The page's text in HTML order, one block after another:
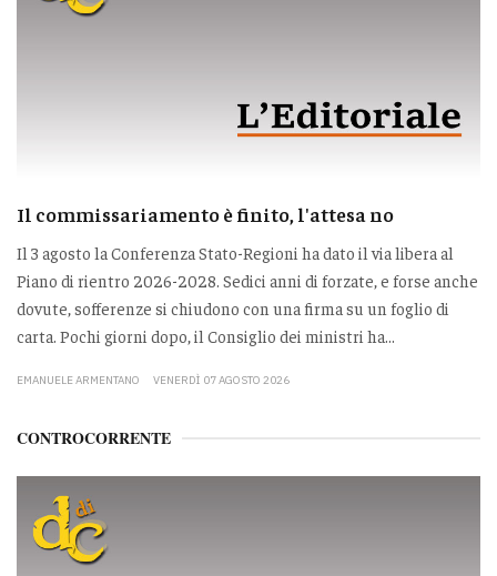
Il commissariamento è finito, l'attesa no
Il 3 agosto la Conferenza Stato-Regioni ha dato il via libera al
Piano di rientro 2026-2028. Sedici anni di forzate, e forse anche
dovute, sofferenze si chiudono con una firma su un foglio di
carta. Pochi giorni dopo, il Consiglio dei ministri ha...
EMANUELE ARMENTANO VENERDÌ 07 AGOSTO 2026
CONTROCORRENTE